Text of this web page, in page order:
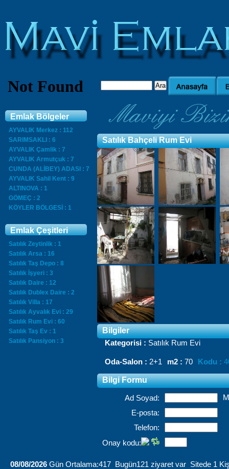
Emlak Bölgeler
AYVALIK Merkez : 112
SARIMSAKLI : 6
AYVALIK Çamlik : 7
AYVALIK Armutçuk : 7
CUNDA (ALİBEY) ADASI : 7
AYVALIK Sahil Kent : 9
ALTINOVA : 1
GÖMEÇ : 2
KÖYLER BÖLGESİ : 1
Emlak Çeşitleri
Satılık Zeytinlik : 1
Satılık Arsa : 16
Satılık Taş Depo : 8
Satılık İşyeri : 3
Satılık Daire : 12
Satılık Dublex Daire : 2
Satılık Villa : 17
Satılık Ayvalık Evi : 29
Satılık Rum Evi : 60
Satılık Taş Ev : 1
Satılık Pansiyon : 3
Satılık Bahçeli Rum Evi
Bilgiler
Kategorisi : Satılık Rum Evi
Oda-Salon : 2+1 m2 : 70 Kodu :
Bilgi Formu
Ad Soyad:
E-posta:
Telefon:
Onay kodu:
08/08/2026 Gün Ortalama:417 Bugün121 ziyaret var Sitede 1